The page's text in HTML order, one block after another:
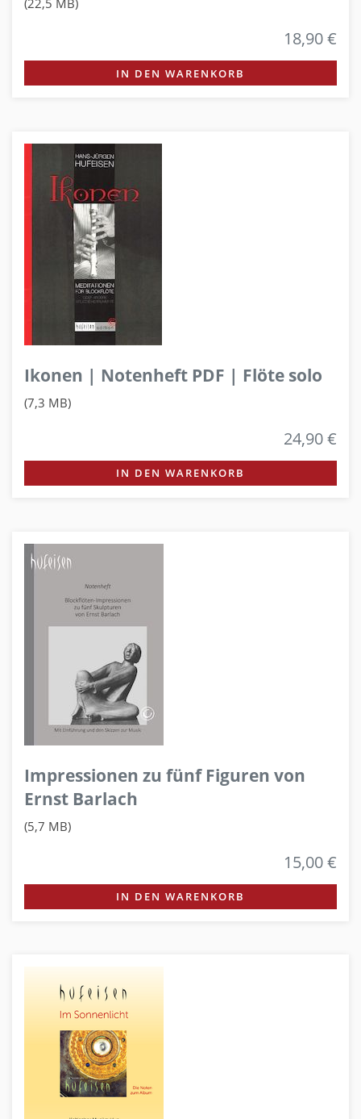
18,90 €
IN DEN WARENKORB
Ikonen | Notenheft PDF | Flöte solo
(7,3 MB)
24,90 €
IN DEN WARENKORB
Impressionen zu fünf Figuren von
Ernst Barlach
(5,7 MB)
15,00 €
IN DEN WARENKORB